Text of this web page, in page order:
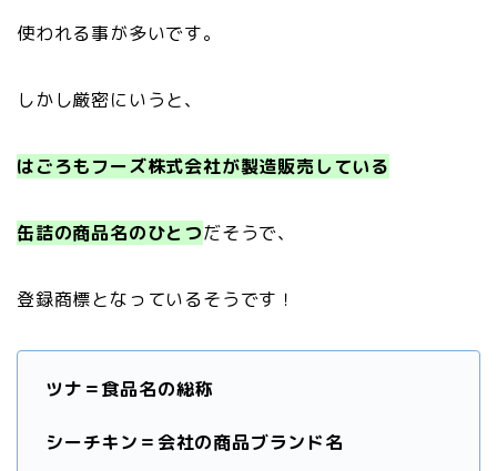
使われる事が多いです。
しかし厳密にいうと、
はごろもフーズ株式会社が製造販売している
缶詰の商品名のひとつだそうで、
登録商標となっているそうです！
ツナ＝食品名の総称
シーチキン＝会社の商品ブランド名